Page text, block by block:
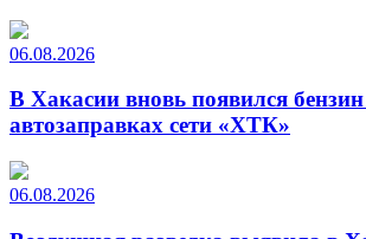
06.08.2026
В Хакасии вновь появился
автозаправках сети «ХТК»
06.08.2026